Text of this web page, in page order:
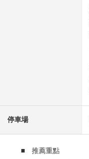
停車場
■ 推薦重點